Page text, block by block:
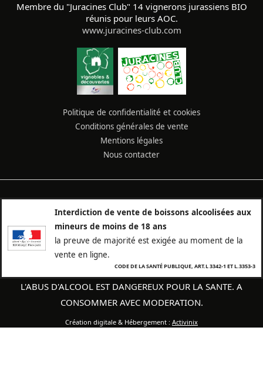
Membre du "Juracines Club" 14 vignerons jurassiens BIO
réunis pour leurs AOC.
www.juracines-club.com
Politique de confidentialité et cookies
Conditions générales de vente
Mentions légales
Nous contacter
Interdiction de vente de boissons alcoolisées aux
mineurs de moins de 18 ans
la preuve de majorité est exigée au moment de la
vente en ligne.
CODE DE LA SANTÉ PUBLIQUE, ART.L 3342-1 ET L.3353-3
L'ABUS D'ALCOOL EST DANGEREUX POUR LA SANTE. A
CONSOMMER AVEC MODERATION.
Création digitale & Hébergement : Activinix